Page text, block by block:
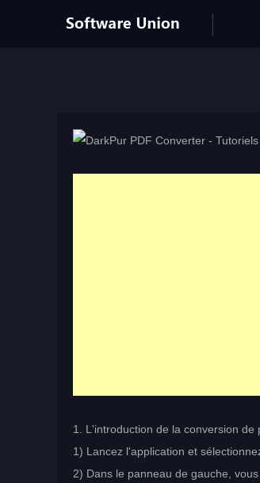
1. L'introduction de la conversion de
1) Lancez l'application et
2) Dans le panneau de gauche,